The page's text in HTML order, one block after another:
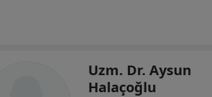
Uzm. Dr. Aysun
Halaçoğlu